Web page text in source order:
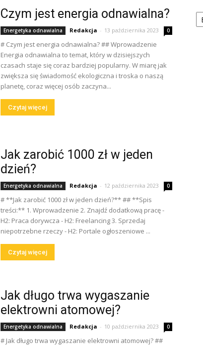
Czym jest energia odnawialna?
Energetyka odnawialna Redakcja - 13 października 2023 0
# Czym jest energia odnawialna? ## Wprowadzenie
Energia odnawialna to temat, który w dzisiejszych
czasach staje się coraz bardziej popularny. W miarę jak
zwiększa się świadomość ekologiczna i troska o naszą
planetę, coraz więcej osób zaczyna...
Czytaj więcej
Jak zarobić 1000 zł w jeden
dzień?
Energetyka odnawialna Redakcja - 12 października 2023 0
# **Jak zarobić 1000 zł w jeden dzień?** ## **Spis
treści:** 1. Wprowadzenie 2. Znajdź dodatkową pracę -
H2: Praca dorywcza - H2: Freelancing 3. Sprzedaj
niepotrzebne rzeczy - H2: Portale ogłoszeniowe ...
Czytaj więcej
Jak długo trwa wygaszanie
elektrowni atomowej?
Energetyka odnawialna Redakcja - 10 października 2023 0
# Jak długo trwa wygaszanie elektrowni atomowej? ##